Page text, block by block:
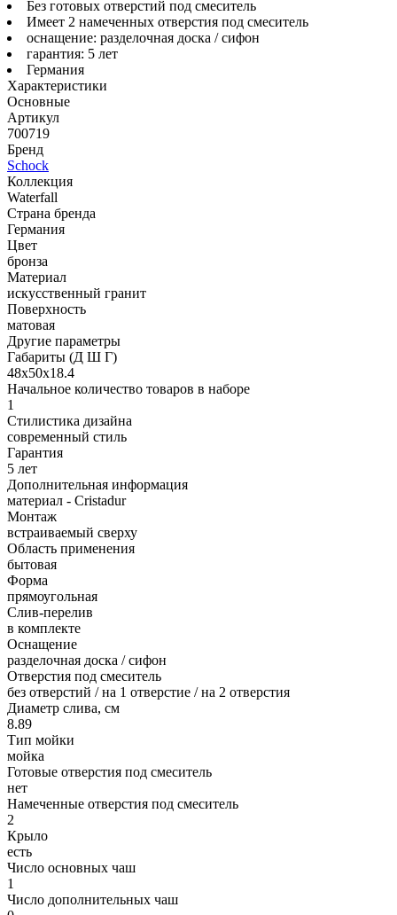
Без готовых отверстий под смеситель
Имеет 2 намеченных отверстия под смеситель
оснащение: разделочная доска / сифон
гарантия: 5 лет
Германия
Характеристики
Основные
Артикул
700719
Бренд
Schock
Коллекция
Waterfall
Страна бренда
Германия
Цвет
бронза
Материал
искусственный гранит
Поверхность
матовая
Другие параметры
Габариты (Д Ш Г)
48х50х18.4
Начальное количество товаров в наборе
1
Стилистика дизайна
современный стиль
Гарантия
5 лет
Дополнительная информация
материал - Cristadur
Монтаж
встраиваемый сверху
Область применения
бытовая
Форма
прямоугольная
Слив-перелив
в комплекте
Оснащение
разделочная доска / сифон
Отверстия под смеситель
без отверстий / на 1 отверстие / на 2 отверстия
Диаметр слива, см
8.89
Тип мойки
мойка
Готовые отверстия под смеситель
нет
Намеченные отверстия под смеситель
2
Крыло
есть
Число основных чаш
1
Число дополнительных чаш